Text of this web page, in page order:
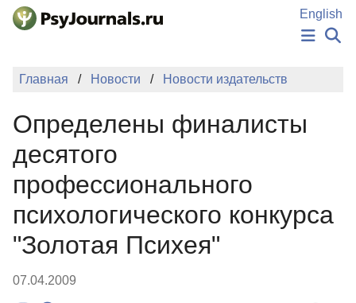
Перейти к основному содержанию
English
НОВОСТИ
ПОДАТЬ РУКОПИСЬ
КЛЮЧЕВЫЕ СЛОВА
Регистрация
Главная Новости Новости издательств
Определены финалисты
десятого
профессионального
психологического конкурса
"Золотая Психея"
07.04.2009